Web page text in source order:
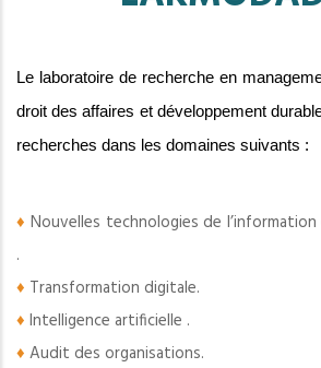
Le laboratoire de recherche en
droit des affaires et développement
recherches dans les domaines suivants :
♦ Nouvelles technologies de
.
♦ Transformation digitale.
♦ Intelligence artificielle .
♦ Audit des organisations.